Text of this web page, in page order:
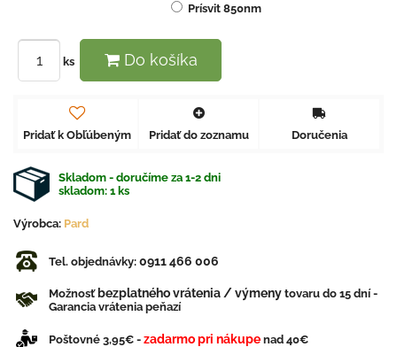
Prísvit 850nm
ks Do košíka
Pridať k Obľúbeným Pridať do zoznamu Doručenia
Skladom - doručíme za 1-2 dni
skladom: 1 ks
Výrobca: Pard
Tel. objednávky: 0911 466 006
Možnosťbezplatného vrátenia / výmeny tovaru do 15 dní -
Garancia vrátenia peňazí
Poštovné 3,95€ - zadarmo pri nákupe nad 40€